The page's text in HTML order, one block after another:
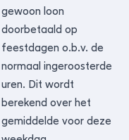
gewoon loon
doorbetaald op
feestdagen o.b.v. de
normaal ingeroosterde
uren. Dit wordt
berekend over het
gemiddelde voor deze